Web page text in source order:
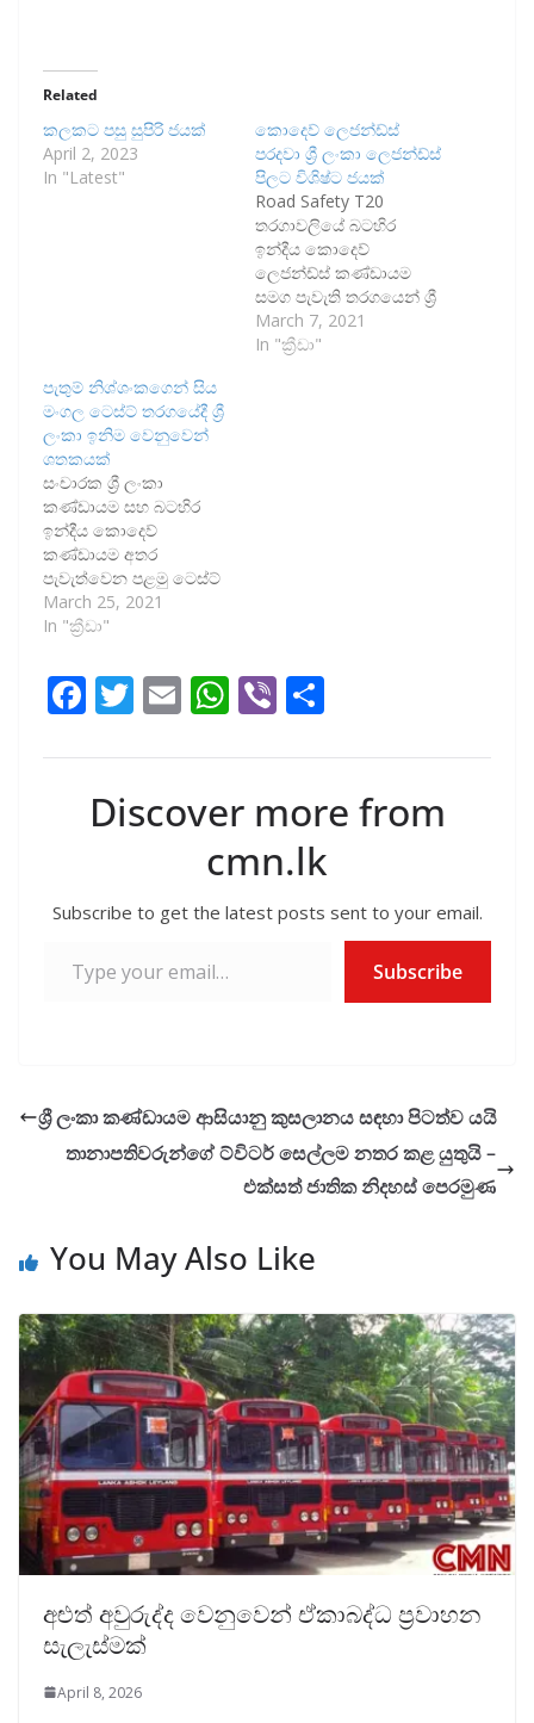
Related
කලකට පසු සුපිරි ජයක්
April 2, 2023
In "Latest"
කොදෙව් ලෙජන්ඩ්ස්
පරදවා ශ්‍රී ලංකා ලෙජන්ඩ්ස්
පිලට විශිෂ්ට ජයක්
Road Safety T20
තරගාවලියේ බටහිර
ඉන්දීය කොදෙව්
ලෙජන්ඩ්ස් කණ්ඩායම
සමග පැවැති තරගයෙන් ශ්‍රී
ලංකා ලෙජන්ඩ්ස්
කණ්ඩායමට කඩුලු 5 ක
March 7, 2021
In "ක්‍රීඩා"
පැතුම් නිශ්ශංකගෙන් සිය
මංගල ටෙස්ට් තරගයේදී ශ්‍රී
ලංකා ඉනිම වෙනුවෙන්
ශතකයක්
සංචාරක ශ්‍රී ලංකා
කණ්ඩායම සහ බටහිර
ඉන්දීය කොදෙව්
කණ්ඩායම අතර
පැවැත්වෙන පළමු ටෙස්ට්
ක්‍රිකට් තරගයේ අවසන්
දිනය අද (25) වේ. බටහිර
කණ්ඩායම ඊයේ (24)
දිනයේ තරගය නතර
කරනවිට එක් කඩුල්ලක්
කණ්ඩායම තරගයේ
ප්‍රථමයෙන් පන්දුවට පහර
March 25, 2021
In "ක්‍රීඩා"
F
e
b
k
T
itt
er
E
ai
l
W
at
s
A
p
p
Vi
er ar
e
Discover more from
cmn.lk
Subscribe to get the latest posts sent to your email.
Subscribe
ශ්‍රී ලංකා කණ්ඩායම ආසියානු කුසලානය සඳහා පිටත්ව යයි
තානාපතිවරුන්ගේ ට්විටර් සෙල්ලම නතර කළ යුතුයි –
එක්සත් ජාතික නිදහස් පෙරමුණ
You May Also Like
අළුත් අවුරුද්ද වෙනුවෙන් ඒකාබද්ධ ප්‍රවාහන
සැලැස්මක්
April 8, 2026